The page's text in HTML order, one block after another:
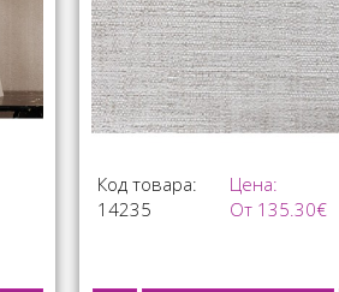
Код товара:
14235
Цена:
От 135.30€